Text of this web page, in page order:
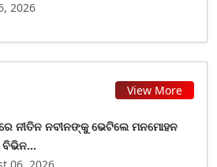
2026
View More
ନୀତିନ ନବୀନଙ୍କୁ ଭେଟିଲେ ମନମୋହନ
ବିଭିନ...